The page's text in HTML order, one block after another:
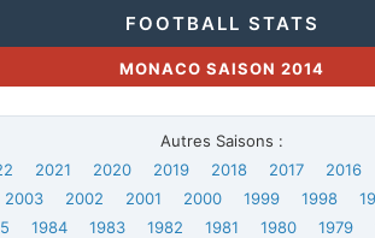
FOOTBALL STATS
MONACO SAISON 2014
Autres Saisons :
2021 2020 2019 2018 2017 2016
2003 2002 2001 2000 1999 1998
1984 1983 1982 1981 1980 1979